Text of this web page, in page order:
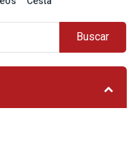
Buscar